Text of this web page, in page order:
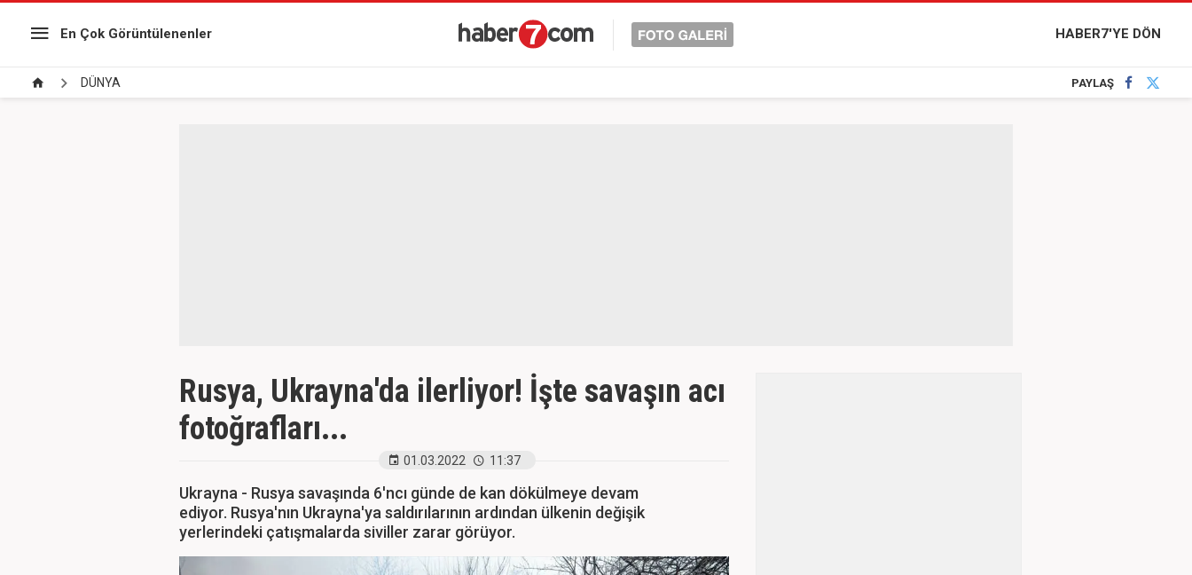
En Çok Görüntülenenler HABER7'YE DÖN
DÜNYA PAYLAŞ
Rusya, Ukrayna'da ilerliyor! İşte savaşın acı
fotoğrafları...
01.03.2022 11:37
Ukrayna - Rusya savaşında 6'ncı günde de kan dökülmeye devam
ediyor. Rusya'nın Ukrayna'ya saldırılarının ardından ülkenin değişik
yerlerindeki çatışmalarda siviller zarar görüyor.